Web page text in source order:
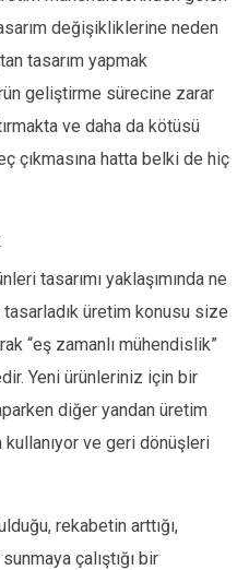
değişikliklerine neden
tasarım yapmak
geliştirme sürecine zarar
ve daha da kötüsü
çıkmasına hatta belki de hiç
tasarımı yaklaşımında ne
tasarladık üretim konusu size
“eş zamanlı mühendislik”
Yeni ürünleriniz için bir
diğer yandan üretim
ve geri dönüşleri
rekabetin arttığı,
çalıştığı bir